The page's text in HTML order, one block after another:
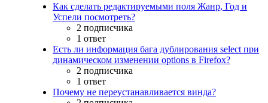
Как сделать редактируемыми поля Жанр, Год и
Успели посмотреть?
2 подписчика
1 ответ
Есть ли информация бага дублирования select при
динамическом изменении options в Firefox?
2 подписчика
1 ответ
Почему не переустанавливается винда?